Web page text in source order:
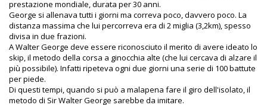
prestazione mondiale, durata per 30 anni.
George si allenava tutti i giorni ma correva poco, davvero poco. La
distanza massima che lui percorreva era di 2 miglia (3,2km), spesso
divisa in due frazioni.
A Walter George deve essere riconosciuto il merito di avere ideato lo
skip, il metodo della corsa a ginocchia alte (che lui cercava di alzare il
più possibile). Infatti ripeteva ogni due giorni una serie di 100 battute
per piede.
Di questi tempi, quando si può a malapena fare il giro dell'isolato, il
metodo di Sir Walter George sarebbe da imitare.